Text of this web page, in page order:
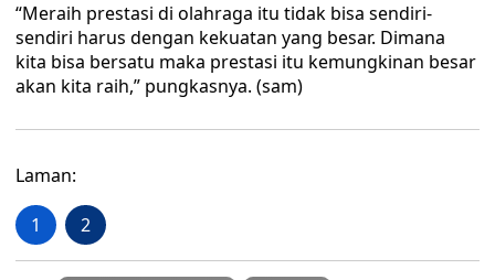
“Meraih prestasi di olahraga itu tidak bisa sendiri-
sendiri harus dengan kekuatan yang besar. Dimana
kita bisa bersatu maka prestasi itu kemungkinan besar
akan kita raih,” pungkasnya. (sam)
Laman:
1 2